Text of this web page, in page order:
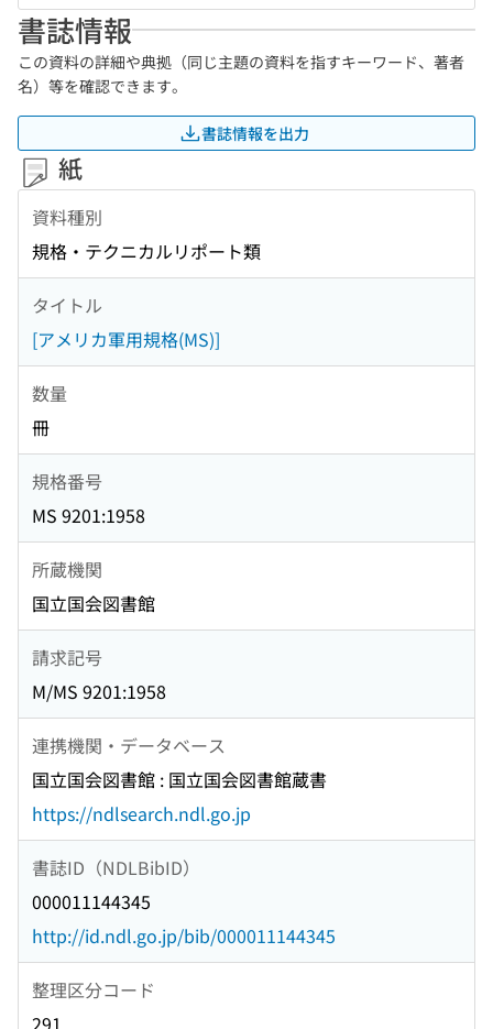
書誌情報
この資料の詳細や典拠（同じ主題の資料を指すキーワード、著者
名）等を確認できます。
書誌情報を出力
紙
資料種別
規格・テクニカルリポート類
タイトル
[アメリカ軍用規格(MS)]
数量
冊
規格番号
MS 9201:1958
所蔵機関
国立国会図書館
請求記号
M/MS 9201:1958
連携機関・データベース
国立国会図書館 : 国立国会図書館蔵書
https://ndlsearch.ndl.go.jp
書誌ID（NDLBibID）
000011144345
http://id.ndl.go.jp/bib/000011144345
整理区分コード
291